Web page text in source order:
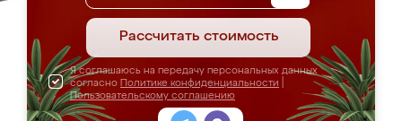
Рассчитать стоимость
Я соглашаюсь на передачу персональных данных
согласно Политике конфиденциальности
Пользовательскому соглашению